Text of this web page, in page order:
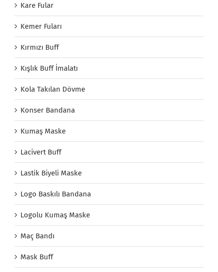
Kare Fular
Kemer Fuları
Kırmızı Buff
Kışlık Buff İmalatı
Kola Takılan Dövme
Konser Bandana
Kumaş Maske
Lacivert Buff
Lastik Biyeli Maske
Logo Baskılı Bandana
Logolu Kumaş Maske
Maç Bandı
Mask Buff